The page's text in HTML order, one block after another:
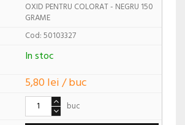
OXID PENTRU COLORAT - NEGRU 150
GRAME
Cod: 50103327
In stoc
5,80 lei / buc
buc